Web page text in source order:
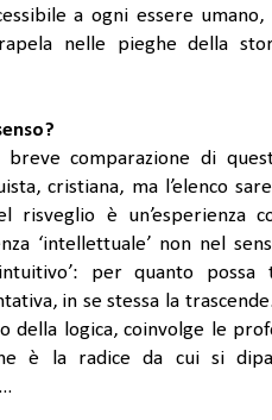
a ogni essere
nelle pieghe della
comparazione di
cristiana, ma l’elenco
risveglio è un’esperienza
‘intellettuale’ non nel
per quanto possa
in se stessa la
della logica, coinvolge le
è la radice da cui si